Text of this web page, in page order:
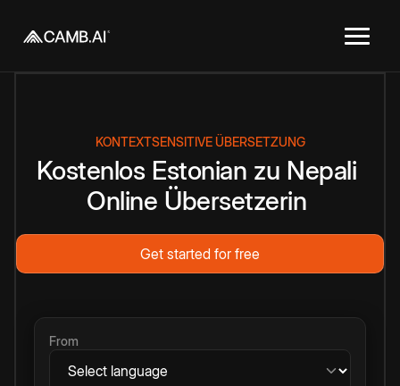
KONTEXTSENSITIVE ÜBERSETZUNG
Kostenlos Estonian zu Nepali
Online Übersetzerin
Get started for free
From